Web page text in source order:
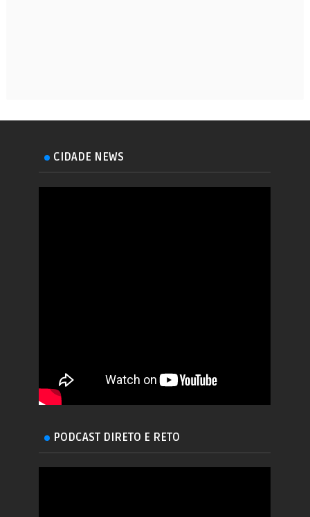
CIDADE NEWS
PODCAST DIRETO E RETO